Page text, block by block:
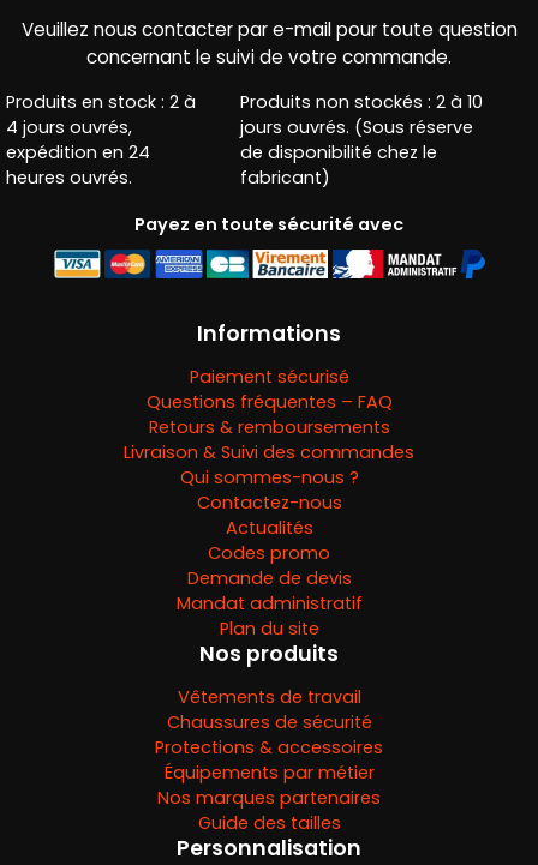
Veuillez nous contacter par e-mail pour toute question
concernant le suivi de votre commande.
Produits en stock : 2 à
4 jours ouvrés,
expédition en 24
heures ouvrés.
Produits non stockés : 2 à 10
jours ouvrés. (Sous réserve
de disponibilité chez le
fabricant)
Payez en toute sécurité avec
Informations
Paiement sécurisé
Questions fréquentes – FAQ
Retours & remboursements
Livraison & Suivi des commandes
Qui sommes-nous ?
Contactez-nous
Actualités
Codes promo
Demande de devis
Mandat administratif
Plan du site
Nos produits
Vêtements de travail
Chaussures de sécurité
Protections & accessoires
Équipements par métier
Nos marques partenaires
Guide des tailles
Personnalisation